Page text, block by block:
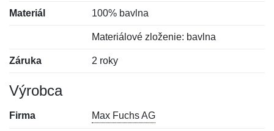
Materiál 100% bavlna
Materiálové zloženie: bavlna
Záruka 2 roky
Výrobca
Firma Max Fuchs AG